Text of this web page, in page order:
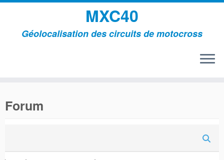
contenu
MXC40
Géolocalisation des circuits de motocross
Forum